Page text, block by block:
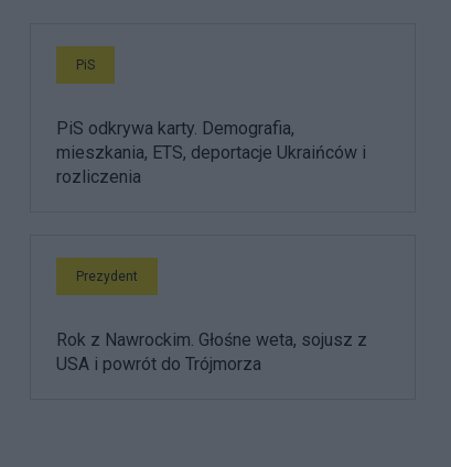
PiS
PiS odkrywa karty. Demografia,
mieszkania, ETS, deportacje Ukraińców i
rozliczenia
Prezydent
Rok z Nawrockim. Głośne weta, sojusz z
USA i powrót do Trójmorza